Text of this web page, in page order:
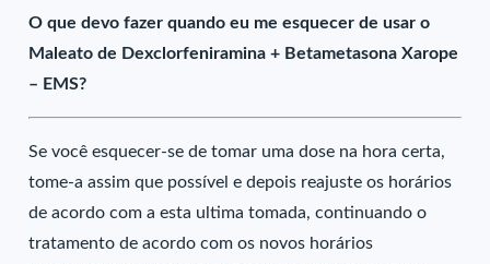
O que devo fazer quando eu me esquecer de usar o
Maleato de Dexclorfeniramina + Betametasona Xarope
– EMS?
Se você esquecer-se de tomar uma dose na hora certa,
tome-a assim que possível e depois reajuste os horários
de acordo com a esta ultima tomada, continuando o
tratamento de acordo com os novos horários